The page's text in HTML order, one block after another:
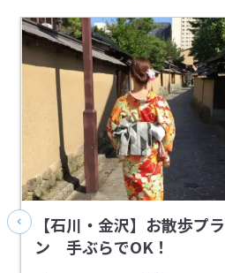
【石川・金沢】お散歩プラ
ン 手ぶらでOK！